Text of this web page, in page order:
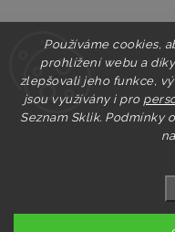
Používáme cookies,
prohlížení webu a
zlepšovali jeho funkce,
jsou využívány i pro
Seznam Sklik. Podmínky